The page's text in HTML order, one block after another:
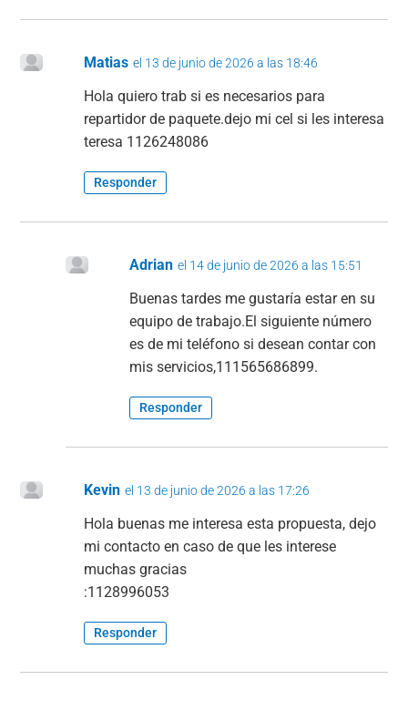
Matias el 13 de junio de 2026 a las 18:46
Hola quiero trab si es necesarios para
repartidor de paquete.dejo mi cel si les interesa
teresa 1126248086
Responder
Adrian el 14 de junio de 2026 a las 15:51
Buenas tardes me gustaría estar en su
equipo de trabajo.El siguiente número
es de mi teléfono si desean contar con
mis servicios,111565686899.
Responder
Kevin el 13 de junio de 2026 a las 17:26
Hola buenas me interesa esta propuesta, dejo
mi contacto en caso de que les interese
muchas gracias
:1128996053
Responder